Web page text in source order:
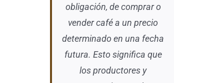
obligación, de comprar o
vender café a un precio
determinado en una fecha
futura. Esto significa que
los productores y